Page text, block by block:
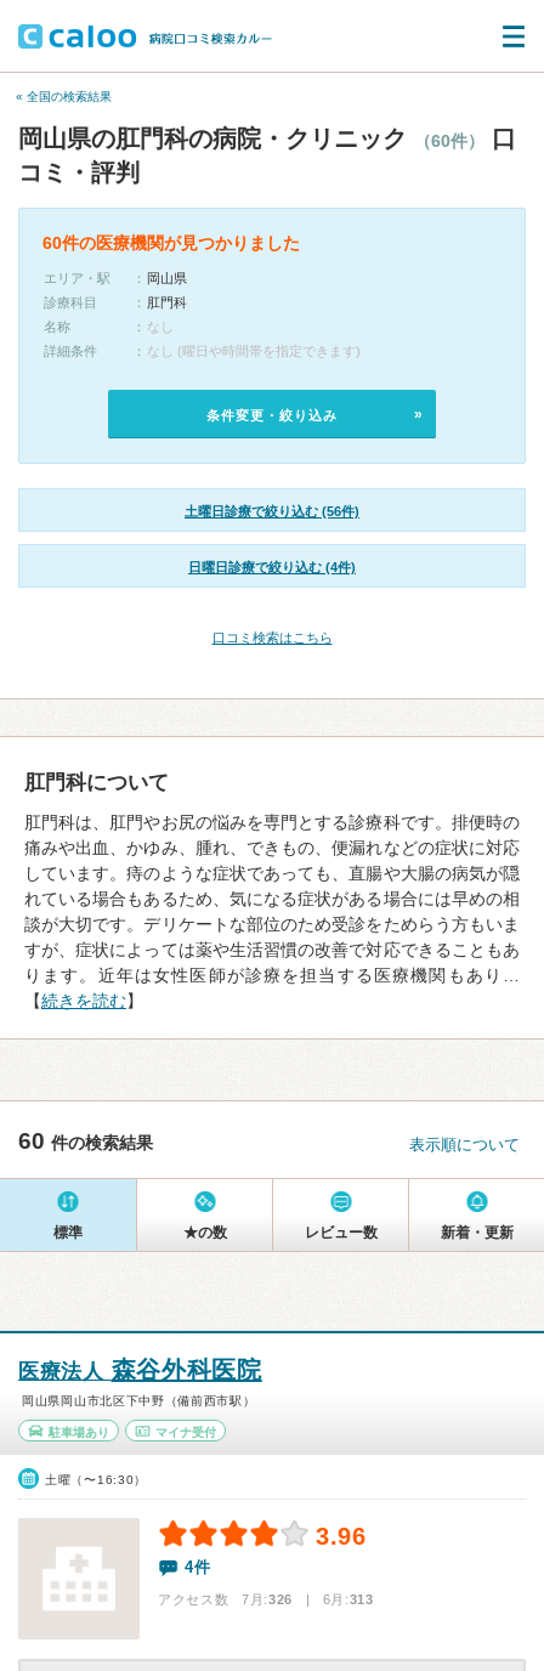
« 全国の検索結果
岡山県の肛門科の病院・クリニック （60件）
口
コミ・評判
60件の医療機関が見つかりました
エリア・駅
岡山県
診療科目
肛門科
名称
なし
詳細条件
なし (曜日や時間帯を指定できます)
条件変更・絞り込み
土曜日診療で絞り込む (56件)
日曜日診療で絞り込む (4件)
口コミ検索はこちら
肛門科について
肛門科は、肛門やお尻の悩みを専門とする診療科です。排便時の
痛みや出血、かゆみ、腫れ、できもの、便漏れなどの症状に対応
しています。痔のような症状であっても、直腸や大腸の病気が隠
れている場合もあるため、気になる症状がある場合には早めの相
談が大切です。デリケートな部位のため受診をためらう方もいま
すが、症状によっては薬や生活習慣の改善で対応できることもあ
ります。近年は女性医師が診療を担当する医療機関もあり…
【続きを読む】
60 件の検索結果 表示順について
標準 ★の数 レビュー数 新着・更新
医療法人 森谷外科医院
岡山県岡山市北区下中野（備前西市駅）
駐車場あり マイナ受付
土曜（〜16:30）
3.96
4件
アクセス数 7月:326 | 6月:313